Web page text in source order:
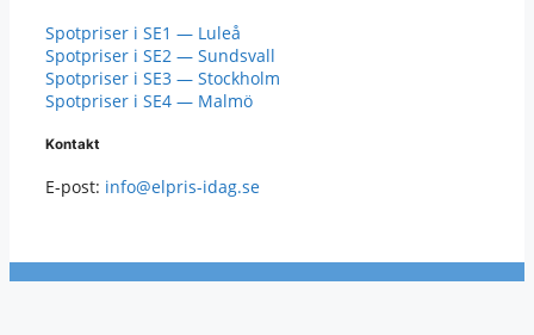
Spotpriser i SE1 — Luleå
Spotpriser i SE2 — Sundsvall
Spotpriser i SE3 — Stockholm
Spotpriser i SE4 — Malmö
Kontakt
E-post: info@elpris-idag.se